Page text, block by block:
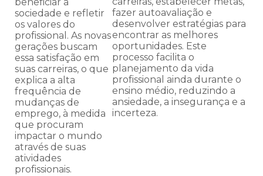
beneficiar a
sociedade e refletir
os valores do
profissional. As novas
gerações buscam
essa satisfação em
suas carreiras, o que
explica a alta
frequência de
mudanças de
emprego, à medida
que procuram
impactar o mundo
através de suas
atividades
profissionais.
fazer autoavaliação e
desenvolver estratégias para
encontrar as melhores
oportunidades. Este
processo facilita o
planejamento da vida
profissional ainda durante o
ensino médio, reduzindo a
ansiedade, a insegurança e a
incerteza.